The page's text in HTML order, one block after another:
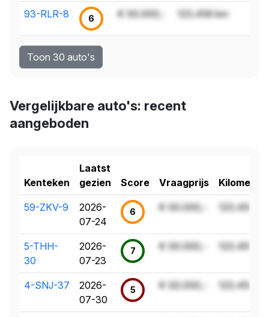
93-RLR-8 6 € 00.000,- 123.456 km
Toon 30 auto's
Vergelijkbare auto's: recent
aangeboden
Kenteken
Laatst
gezien
Score Vraagprijs
59-ZKV-9
2026-
07-24
6 € 00.000,- 123.456 km
5-THH-
30
2026-
07-23
7 € 00.000,- 123.456 km
4-SNJ-37
2026-
07-30
5 € 00.000,- 123.456 km